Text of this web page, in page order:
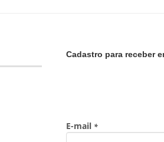
Cadastro para receber